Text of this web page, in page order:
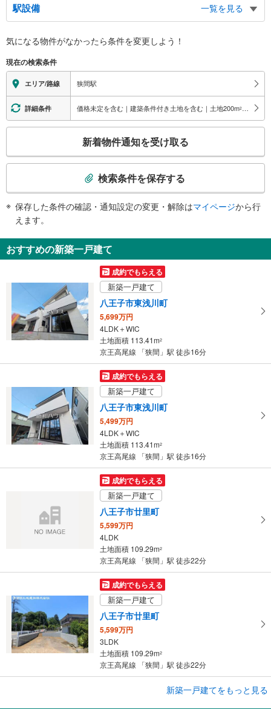
駅設備
一覧を見る
※段差なしでの移動経路
地上⇔改札⇔ホーム：○
エレベータ
・１番線ホーム（改札直結）⇔橋上連絡通路（改札内）
・２番線ホーム⇔橋上連絡通路（改札内）
トイレ
・改札内（１番線ホーム）
その他
・点字案内（券売機・運賃表・階段手すり）
気になる物件がなかったら条件を変更しよう！
現在の検索条件
エリア/路線 狭間駅
詳細条件 価格未定を含む｜建築条件付き土地を含む｜土地200m2 以上
検
知
を
け
・
条
イ
ー
ジ
に
存
新着物件通知を受け取る
検索条件を保存する
保存した条件の確認・通知設定の変更・解除はマイページから行
えます。
おすすめの新築一戸建て
成約でもらえる
新築一戸建て
八王子市東浅川町
5,699万円
4LDK＋WIC
土地面積 113.41m2
京王高尾線 「狭間」駅 徒歩16分
成約でもらえる
新築一戸建て
八王子市東浅川町
5,499万円
4LDK＋WIC
土地面積 113.41m2
京王高尾線 「狭間」駅 徒歩16分
成約でもらえる
新築一戸建て
八王子市廿里町
5,599万円
4LDK
土地面積 109.29m2
京王高尾線 「狭間」駅 徒歩22分
成約でもらえる
新築一戸建て
八王子市廿里町
5,599万円
3LDK
土地面積 109.29m2
京王高尾線 「狭間」駅 徒歩22分
新築一戸建てをもっと見る